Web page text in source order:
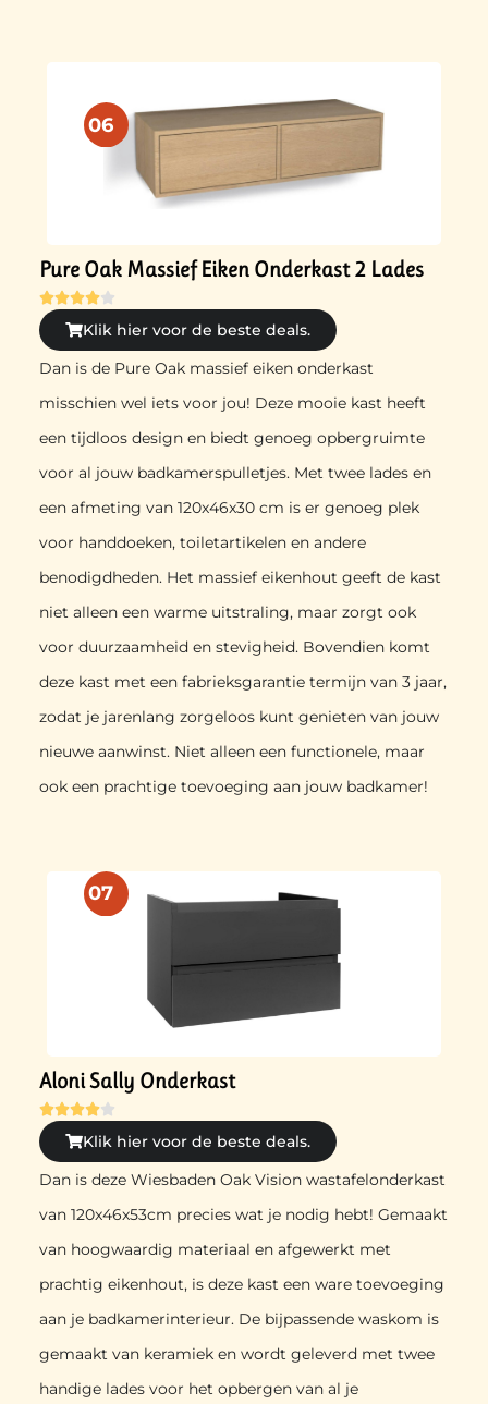
06
Pure Oak Massief Eiken Onderkast 2 Lades

Klik hier voor de beste deals.
Dan is de Pure Oak massief eiken onderkast
misschien wel iets voor jou! Deze mooie kast heeft
een tijdloos design en biedt genoeg opbergruimte
voor al jouw badkamerspulletjes. Met twee lades en
een afmeting van 120x46x30 cm is er genoeg plek
voor handdoeken, toiletartikelen en andere
benodigdheden. Het massief eikenhout geeft de kast
niet alleen een warme uitstraling, maar zorgt ook
voor duurzaamheid en stevigheid. Bovendien komt
deze kast met een fabrieksgarantie termijn van 3 jaar,
zodat je jarenlang zorgeloos kunt genieten van jouw
nieuwe aanwinst. Niet alleen een functionele, maar
ook een prachtige toevoeging aan jouw badkamer!
07
Aloni Sally Onderkast

Klik hier voor de beste deals.
Dan is deze Wiesbaden Oak Vision wastafelonderkast
van 120x46x53cm precies wat je nodig hebt! Gemaakt
van hoogwaardig materiaal en afgewerkt met
prachtig eikenhout, is deze kast een ware toevoeging
aan je badkamerinterieur. De bijpassende waskom is
gemaakt van keramiek en wordt geleverd met twee
handige lades voor het opbergen van al je